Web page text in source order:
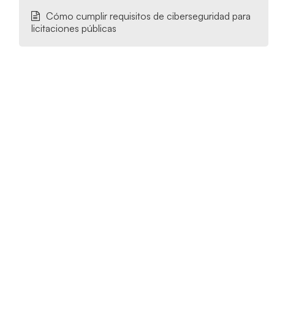
Cómo cumplir requisitos de ciberseguridad para
licitaciones públicas